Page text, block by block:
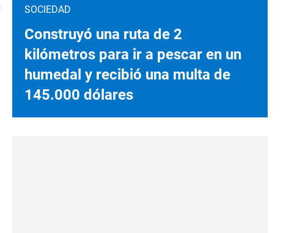
SOCIEDAD
Construyó una ruta de 2
kilómetros para ir a pescar en un
humedal y recibió una multa de
145.000 dólares